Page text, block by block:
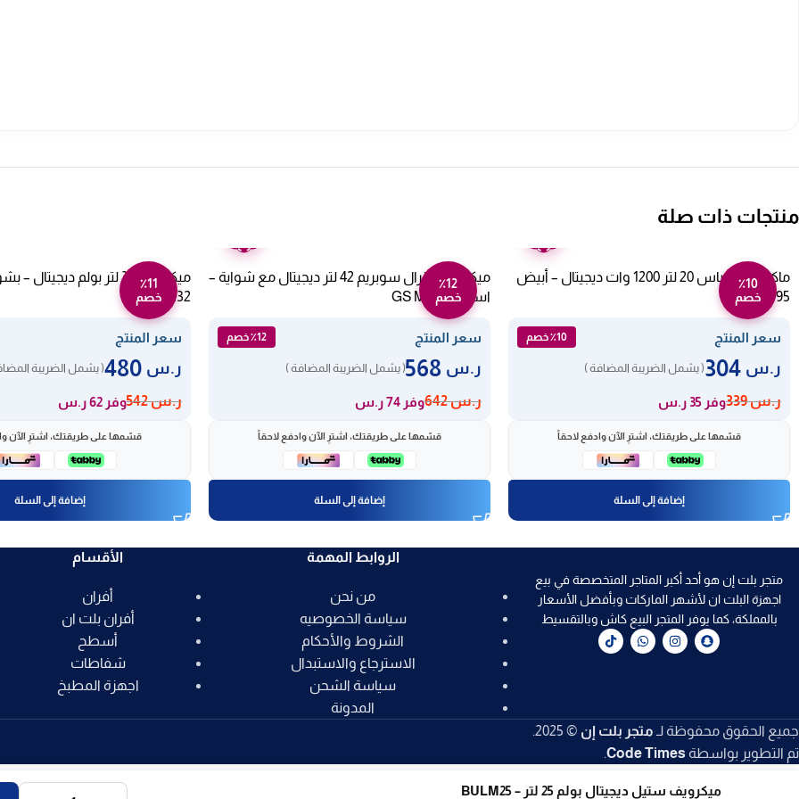
منتجات ذات صلة
٪10
خصم
ماكرويف جيباس 20 لتر 1200 وات ديجيتال – أبيض
GMO1895
سعر المنتج ٪10 خصم
ر.س ( يشمل الضريبة المضافة )
ر.س339 وفر 35 ر.س
قسّمها على طريقتك، اشترِ الآن وادفع لاحقاً
إضافة إلى السلة
٪12
خصم
ميكرويف جنرال سوبريم 42 لتر ديجيتال مع شواية –
اسود GS M429B
سعر المنتج ٪12 خصم
ر.س ( يشمل الضريبة المضافة )
ر.س642 وفر 74 ر.س
قسّمها على طريقتك، اشترِ الآن وادفع لاحقاً
إضافة إلى السلة
٪11
خصم
ميكرويف 32 لتر بولم
BULM32
سعر المنتج
ر.س ( يشمل الضريبة
ر.س542 وفر 62 ر.س
قسّمها على طريقتك، اشترِ الآن
إضافة إلى السلة
متجر بلت إن هو أحد أكبر المتاجر المتخصصة في بيع
اجهزة البلت ان لأشهر الماركات وبأفضل الأسعار
بالمملكة، كما يوفر المتجر البيع كاش وبالتقسيط
الروابط المهمة
من نحن
سياسة الخصوصيه
الشروط والأحكام
الاسترجاع والاستبدال
سياسة الشحن
المدونة
الأقسام
أفران
أفران بلت ان
أسطح
شفاطات
اجهزة المطبخ
جميع الحقوق محفوظة لـ متجر بلت إن © 2025.
تم التطوير بواسطة Code Times
.
ميكرويف ستيل ديجيتال بولم 25 لتر – BULM25